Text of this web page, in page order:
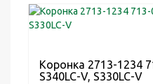
Коронка 2713-1234
S340LC-V, S330LC-V